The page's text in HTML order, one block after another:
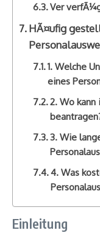
Ver
HÃ¤ufig
1. Welche
eines
2. Wo kann
3. Wie
4. Was
Einleitung